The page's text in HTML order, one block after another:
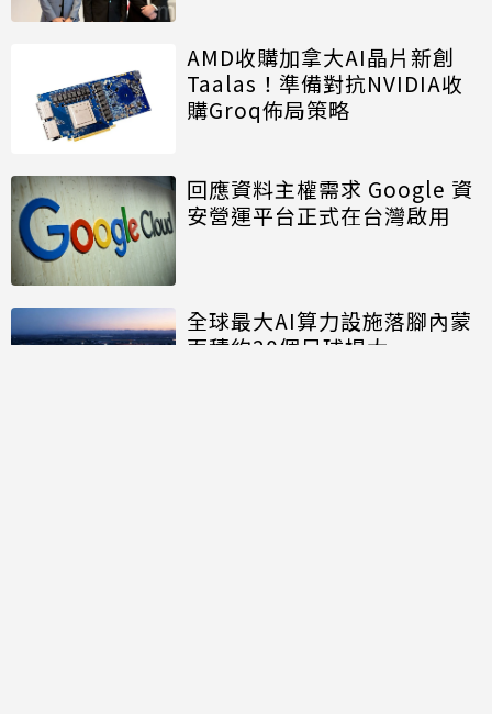
AMD收購加拿大AI晶片新創
Taalas！準備對抗NVIDIA收
購Groq佈局策略
回應資料主權需求 Google 資
安營運平台正式在台灣啟用
全球最大AI算力設施落腳內蒙
面積約20個足球場大